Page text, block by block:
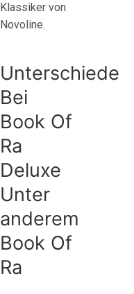
Klassiker von
Novoline.
Unterschiede
Bei
Book Of
Ra
Deluxe
Unter
anderem
Book Of
Ra